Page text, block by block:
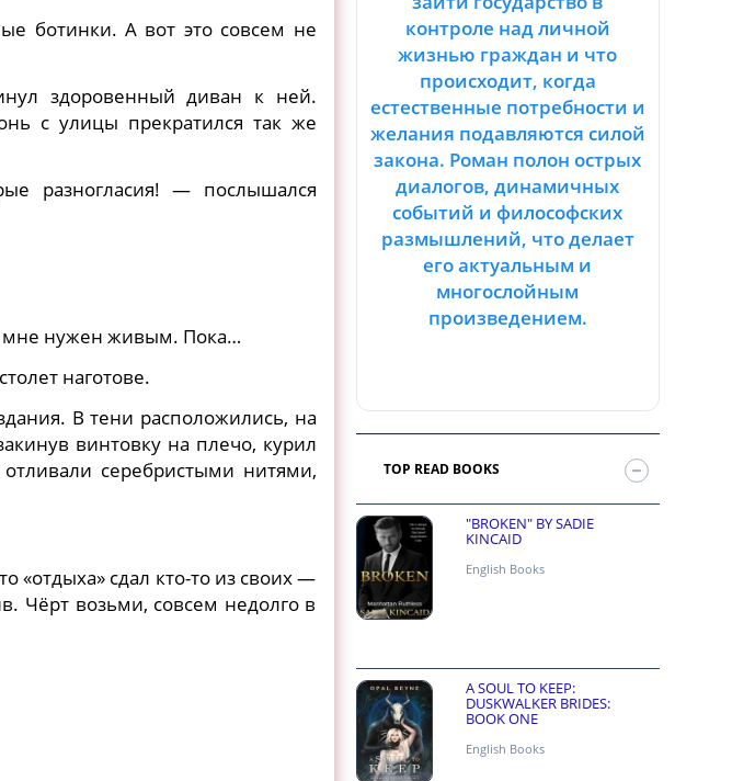
ботинки. А вот это совсем не
здоровенный диван к ней.
с улицы прекратился так же
разногласия! — послышался
мне нужен живым. Пока…
наготове.
В тени расположились, на
винтовку на плечо, курил
серебристыми нитями,
«отдыха» сдал кто-то из своих —
Чёрт возьми, совсем недолго в
контроле над личной
жизнью граждан и что
происходит, когда
естественные потребности и
желания подавляются силой
закона. Роман полон острых
диалогов, динамичных
событий и философских
размышлений, что делает
его актуальным и
многослойным
произведением.
TOP READ BOOKS
"BROKEN" BY SADIE
KINCAID
English Books
A SOUL TO KEEP:
DUSKWALKER BRIDES:
BOOK ONE
English Books